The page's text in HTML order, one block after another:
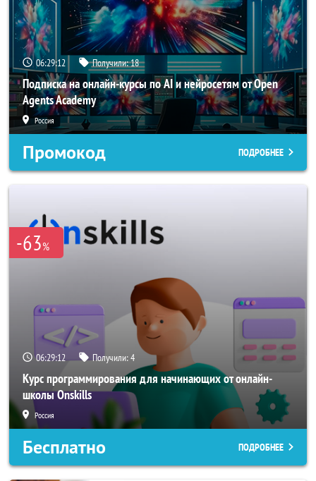
06:29:11 Получили:18
Подписка на онлайн-курсы по AI и нейросетям от Open
Agents Academy
Россия
Промокод ПОДРОБНЕЕ
-63%
06:29:11 Получили:4
Курс программирования для начинающих от онлайн-
школы Onskills
Россия
Бесплатно ПОДРОБНЕЕ